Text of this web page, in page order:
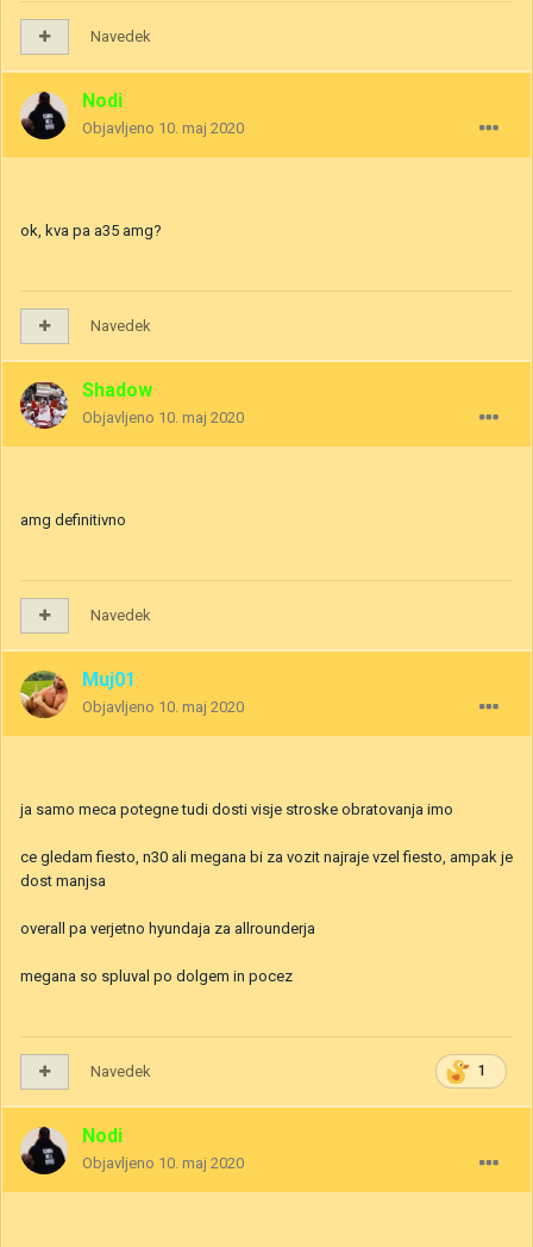
Navedek
Nodi
Objavljeno 10. maj 2020
ok, kva pa a35 amg?
Navedek
Shadow
Objavljeno 10. maj 2020
amg definitivno
Navedek
Muj01
Objavljeno 10. maj 2020
ja samo meca potegne tudi dosti visje stroske obratovanja imo
ce gledam fiesto, n30 ali megana bi za vozit najraje vzel fiesto, ampak je
dost manjsa
overall pa verjetno hyundaja za allrounderja
megana so spluval po dolgem in pocez
1
Navedek
Nodi
Objavljeno 10. maj 2020